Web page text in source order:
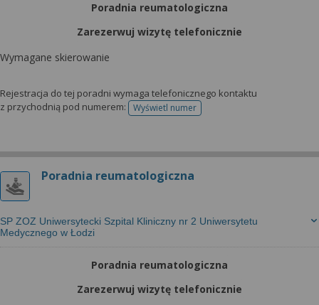
Poradnia reumatologiczna
Zarezerwuj wizytę telefonicznie
Wymagane skierowanie
Rejestracja do tej poradni wymaga telefonicznego kontaktu
z przychodnią pod numerem:
Wyświetl numertelefonu do rejestracji
Poradnia reumatologiczna
SP ZOZ Uniwersytecki Szpital Kliniczny nr 2 Uniwersytetu
Medycznego w Łodzi
Poradnia reumatologiczna
Zarezerwuj wizytę telefonicznie